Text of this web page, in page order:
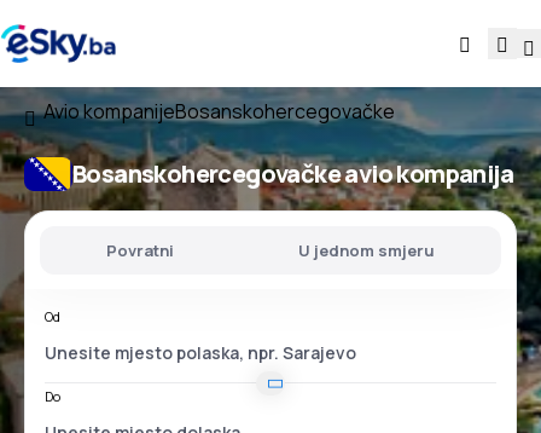
Avio kompanijeBosanskohercegovačke
Bosanskohercegovačke avio kompanija
Povratni U jednom smjeru
Od
Do